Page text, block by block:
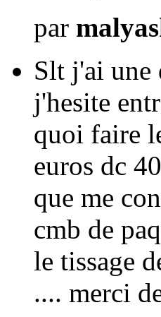
par
Slt j'ai une
j'hesite
quoi faire
euros dc
que me
cmb de
le tissage
.... merci